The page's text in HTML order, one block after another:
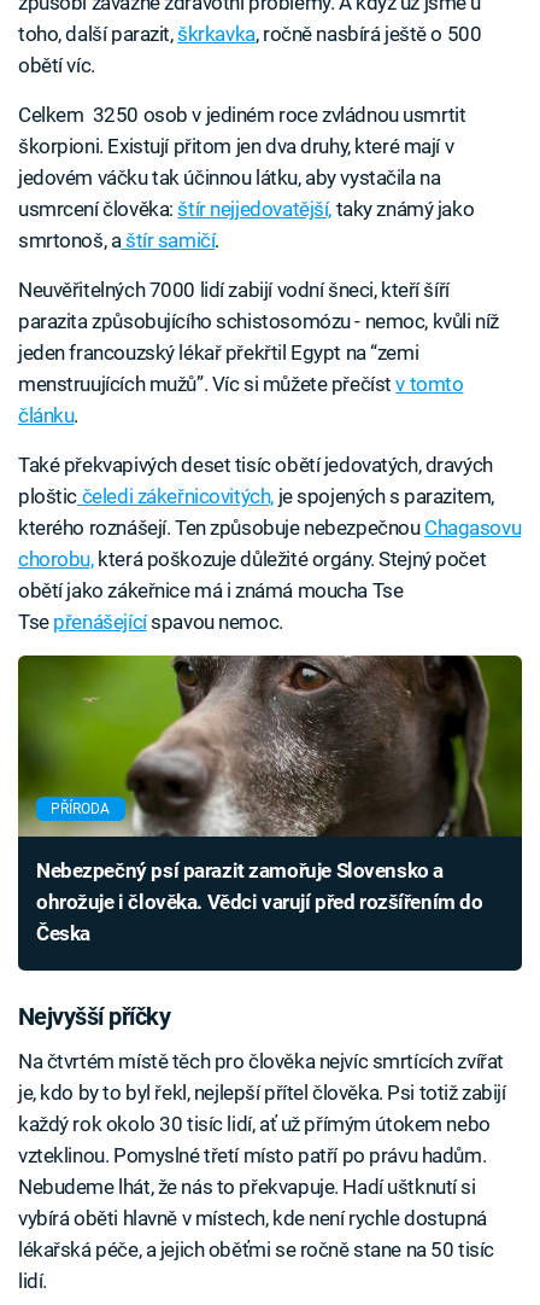
toho, další parazit,škrkavka, ročně nasbírá ještě o 500
obětí víc.
Celkem 3250 osob v jediném roce zvládnou usmrtit
škorpioni. Existují přitom jen dva druhy, které mají v
jedovém váčku tak účinnou látku, aby vystačila na
usmrcení člověka:štír nejjedovatější,taky známý jako
smrtonoš, a štír samičí.
Neuvěřitelných 7000 lidí zabijí vodní šneci, kteří šíří
parazita způsobujícího schistosomózu - nemoc, kvůli níž
jeden francouzský lékař překřtil Egypt na “zemi
menstruujících mužů”. Víc si můžete přečístv tomto
článku.
Také překvapivých deset tisíc obětí jedovatých, dravých
ploštic čeledi zákeřnicovitých,je spojených s parazitem,
kterého roznášejí. Ten způsobuje nebezpečnou Chagasovu
chorobu,která poškozuje důležité orgány. Stejný počet
obětí jako zákeřnice má i známá moucha Tse
Tse přenášejícíspavou nemoc.
PŘÍRODA
Nebezpečný psí parazit zamořuje Slovensko a
ohrožuje i člověka. Vědci varují před rozšířením do
Česka
Nejvyšší příčky
Na čtvrtém místě těch pro člověka nejvíc smrtících zvířat
je, kdo by to byl řekl, nejlepší přítel člověka. Psi totiž zabijí
každý rok okolo 30 tisíc lidí, ať už přímým útokem nebo
vzteklinou. Pomyslné třetí místo patří po právu hadům.
Nebudeme lhát, že nás to překvapuje. Hadí uštknutí si
vybírá oběti hlavně v místech, kde není rychle dostupná
lékařská péče, a jejich oběťmi se ročně stane na 50 tisíc
lidí.